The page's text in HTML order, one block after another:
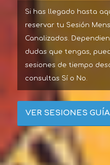
Si has llegado hasta
reservar tu Sesión
Canalizados.
dudas que tengas,
sesiones de tiempo
consultas Sí o No.
VER SESIONES